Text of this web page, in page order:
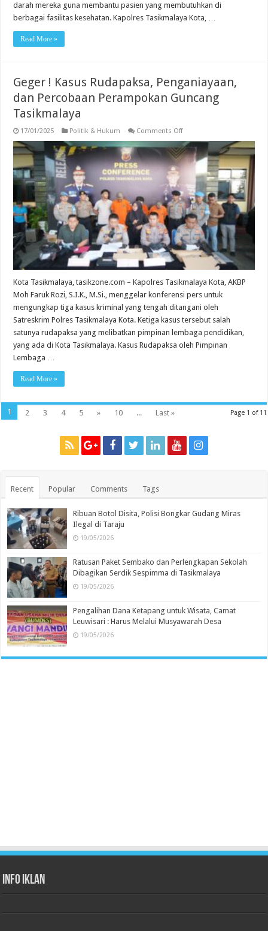
darah mereka guna membantu pasien yang membutuhkan di
berbagai fasilitas kesehatan. Kapolres Tasikmalaya Kota, …
Read More »
Geger ! Kasus Rudapaksa, Penganiayaan,
dan Percobaan Perampokan Guncang
Tasikmalaya
17/01/2025 Politik & Hukum Comments Offon
!
Kasus
Rudapaksa,
Penganiayaan,
Percobaan
Perampokan
Guncang
Tasikmalaya
Kota Tasikmalaya, tasikzone.com – Kapolres Tasikmalaya Kota, AKBP
Moh Faruk Rozi, S.I.K., M.Si., menggelar konferensi pers untuk
mengungkap tiga kasus kriminal yang tengah ditangani oleh
Satreskrim Polres Tasikmalaya Kota. Ketiga kasus tersebut salah
satunya rudapaksa yang melibatkan pimpinan lembaga pendidikan,
yang ada di Kota Tasikmalaya. Kasus Rudapaksa oleh Pimpinan
Lembaga …
Read More »
Page 1 of 11
1 2 3 4 5 » 10 ... Last »
Recent Popular Comments Tags
Ribuan Botol Disita, Polisi Bongkar Gudang Miras
Ilegal di Taraju
19/05/2026
Ratusan Paket Sembako dan Perlengkapan Sekolah
Dibagikan Serdik Sespimma di Tasikmalaya
19/05/2026
Pengalihan Dana Ketapang untuk Wisata, Camat
Leuwisari : Harus Melalui Musyawarah Desa
19/05/2026
Info Iklan